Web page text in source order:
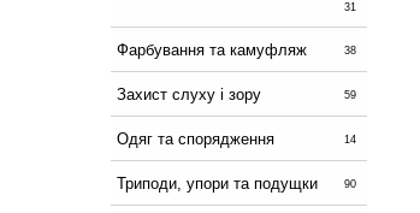
31
Фарбування та камуфляж 38
Захист слуху і зору 59
Одяг та спорядження 14
Триподи, упори та подущки 90